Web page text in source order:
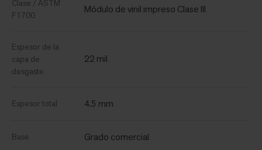
Clase / ASTM
F1700
Módulo de vinil impreso Clase III
Espesor de la
capa de
desgaste
22 mil
Espesor total 4.5 mm
Base Grado comercial